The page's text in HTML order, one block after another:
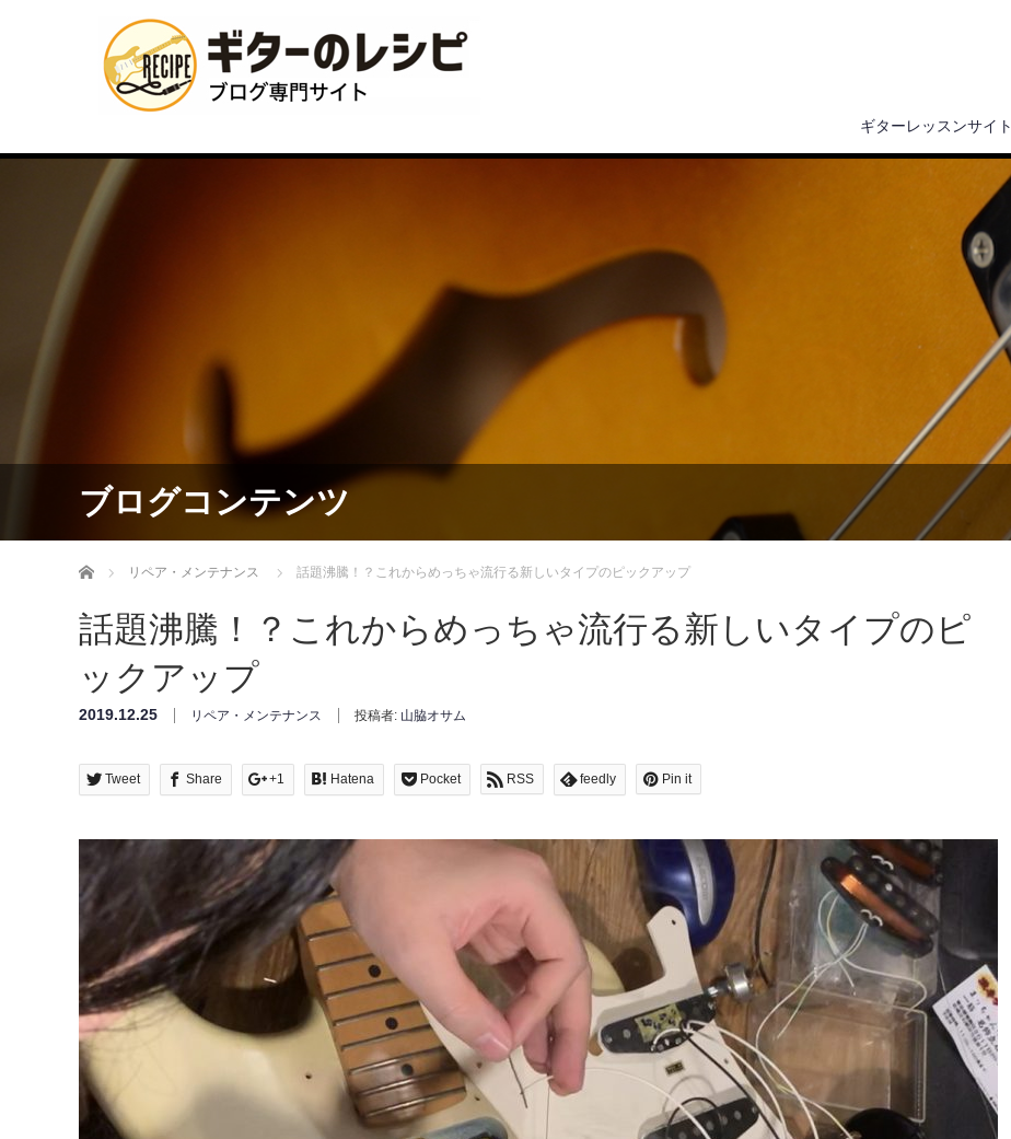
ギターレッスンサイト
ブログコンテンツ
Home リペア・メンテナンス 話題沸騰！？これからめっちゃ流行る新しいタイプのピックアップ
話題沸騰！？これからめっちゃ流行る新しいタイプのピ
ックアップ
2019.12.25 リペア・メンテナンス 投稿者: 山脇オサム
Tweet Share +1 Hatena Pocket RSS feedly Pin it